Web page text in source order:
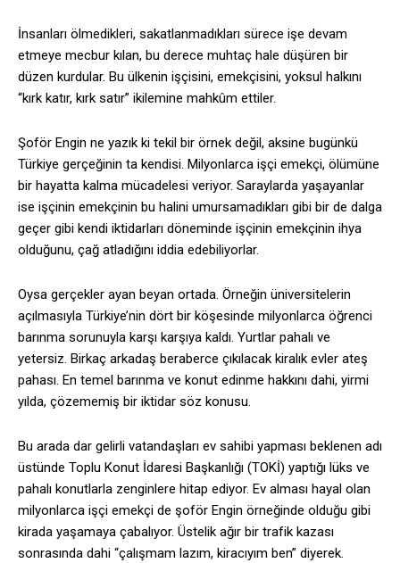
İnsanları ölmedikleri, sakatlanmadıkları sürece işe devam
etmeye mecbur kılan, bu derece muhtaç hale düşüren bir
düzen kurdular. Bu ülkenin işçisini, emekçisini, yoksul halkını
“kırk katır, kırk satır” ikilemine mahkûm ettiler.
Şoför Engin ne yazık ki tekil bir örnek değil, aksine bugünkü
Türkiye gerçeğinin ta kendisi. Milyonlarca işçi emekçi, ölümüne
bir hayatta kalma mücadelesi veriyor. Saraylarda yaşayanlar
ise işçinin emekçinin bu halini umursamadıkları gibi bir de dalga
geçer gibi kendi iktidarları döneminde işçinin emekçinin ihya
olduğunu, çağ atladığını iddia edebiliyorlar.
Oysa gerçekler ayan beyan ortada. Örneğin üniversitelerin
açılmasıyla Türkiye’nin dört bir köşesinde milyonlarca öğrenci
barınma sorunuyla karşı karşıya kaldı. Yurtlar pahalı ve
yetersiz. Birkaç arkadaş beraberce çıkılacak kiralık evler ateş
pahası. En temel barınma ve konut edinme hakkını dahi, yirmi
yılda, çözememiş bir iktidar söz konusu.
Bu arada dar gelirli vatandaşları ev sahibi yapması beklenen adı
üstünde Toplu Konut İdaresi Başkanlığı (TOKİ) yaptığı lüks ve
pahalı konutlarla zenginlere hitap ediyor. Ev alması hayal olan
milyonlarca işçi emekçi de şoför Engin örneğinde olduğu gibi
kirada yaşamaya çabalıyor. Üstelik ağır bir trafik kazası
sonrasında dahi “çalışmam lazım, kiracıyım ben” diyerek.